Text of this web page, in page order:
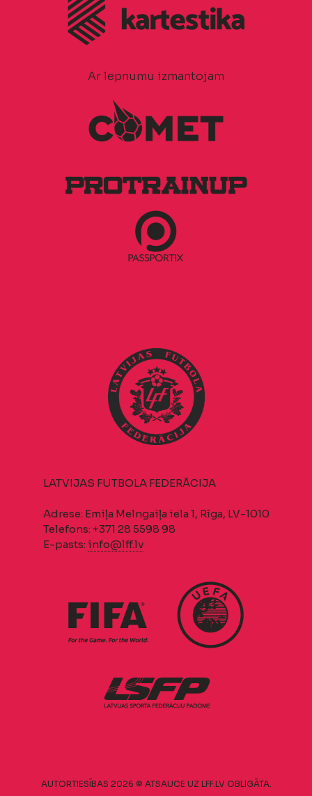
Ar lepnumu izmantojam
LATVIJAS FUTBOLA FEDERĀCIJA
Adrese: Emiļa Melngaiļa iela 1, Rīga, LV-1010
Telefons: +371 28 5598 98
E-pasts: info@lff.lv
AUTORTIESĪBAS 2026 © ATSAUCE UZ LFF.LV OBLIGĀTA.